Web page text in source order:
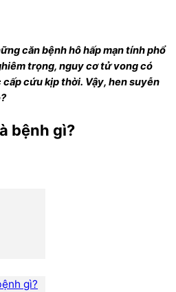
căn bệnh hô hấp mạn tính phổ
trọng, nguy cơ tử vong có
cứu kịp thời. Vậy, hen suyễn
bệnh gì?
gì?